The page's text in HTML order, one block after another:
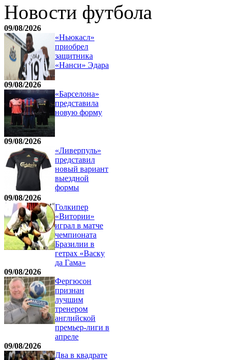
Новости футбола
09/08/2026
«Ньюкасл»
приобрел
защитника
«Нанси» Эдара
09/08/2026
«Барселона»
представила
новую форму
09/08/2026
«Ливерпуль»
представил
новый вариант
выездной
формы
09/08/2026
Голкипер
«Витории»
играл в матче
чемпионата
Бразилии в
гетрах «Васку
да Гама»
09/08/2026
Фергюсон
признан
лучшим
тренером
английской
премьер-лиги в
апреле
09/08/2026
Два в квадрате